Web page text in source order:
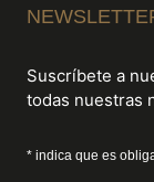
Suscríbete a
todas nuestras
* indica que es